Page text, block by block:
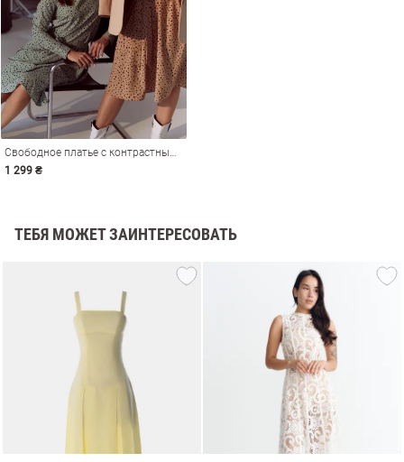
Свободное платье с контрастным принтом
1 299 ₴
ТЕБЯ МОЖЕТ ЗАИНТЕРЕСОВАТЬ